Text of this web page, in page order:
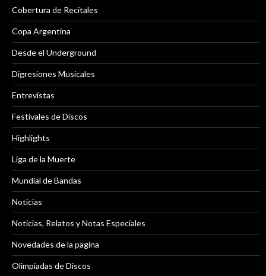
Cobertura de Recitales
Copa Argentina
Desde el Underground
Digresiones Musicales
Entrevistas
Festivales de Discos
Highlights
Liga de la Muerte
Mundial de Bandas
Noticias
Noticias, Relatos y Notas Especiales
Novedades de la pagina
Olimpiadas de Discos